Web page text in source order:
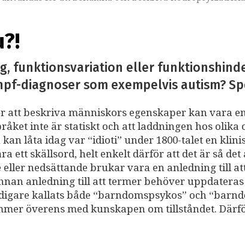
funktionsvariation eller
diagnoser som exempelvis autism?
att beskriva människors egenskaper kan vara
inte är statiskt och att laddningen hos olika
låta idag var “idioti” under 1800-talet en
ett skällsord, helt enkelt därför att det är så
nedsättande brukar vara en anledning till
anledning till att termer behöver
kallats både “barndomspsykos” och
överens med kunskapen om tillståndet.